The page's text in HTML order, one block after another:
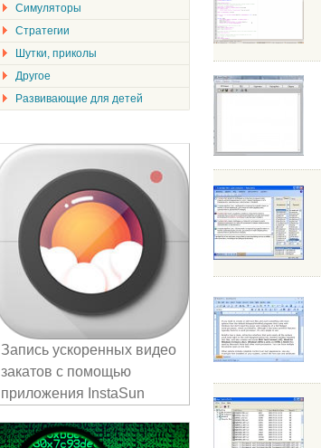
Симуляторы
Стратегии
Шутки, приколы
Другое
Развивающие для детей
Запись ускоренных видео
закатов с помощью
приложения InstaSun